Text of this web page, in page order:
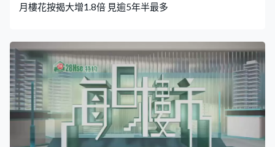
月樓花按揭大增1.8倍 見逾5年半最多